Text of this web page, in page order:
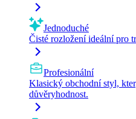
Jednoduché
Čisté rozložení ideální pro
Profesionální
Klasický obchodní styl,
důvěryhodnost.